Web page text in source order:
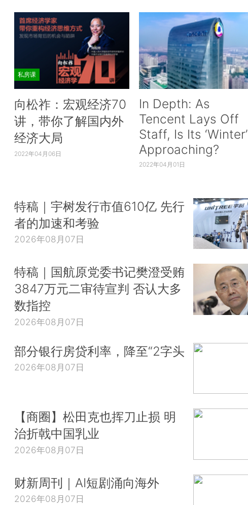
私房课
向松祚：宏观经济70
讲，带你了解国内外
经济大局
2022年04月06日
In Depth: As
Tencent Lays Off
Staff, Is Its ‘Winter’
Approaching?
2022年04月01日
特稿｜宇树发行市值610亿 先行
者的加速和考验
2026年08月07日
特稿｜国航原党委书记樊澄受贿
3847万元二审待宣判 否认大多
数指控
2026年08月07日
部分银行房贷利率，降至“2字头
2026年08月07日
【商圈】松田克也挥刀止损 明
治折戟中国乳业
2026年08月07日
财新周刊｜AI短剧涌向海外
2026年08月07日